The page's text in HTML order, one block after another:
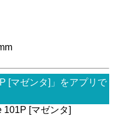
[マゼンタ]」をアプリで
[マゼンタ]